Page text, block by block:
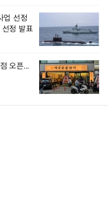
업 선정
정 발표
오픈...